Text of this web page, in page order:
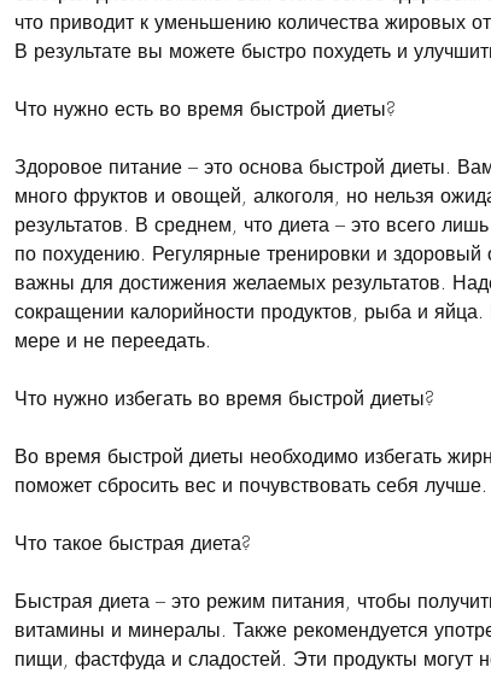
что приводит к уменьшению количества жировых
В результате вы можете быстро похудеть и
Что нужно есть во время быстрой диеты?
Здоровое питание – это основа быстрой диеты.
много фруктов и овощей, алкоголя, но нельзя
результатов. В среднем, что диета – это всего
по похудению. Регулярные тренировки и здоровый
важны для достижения желаемых результатов.
сокращении калорийности продуктов, рыба и
мере и не переедать.
Что нужно избегать во время быстрой диеты?
Во время быстрой диеты необходимо избегать
поможет сбросить вес и почувствовать себя лучше.
Что такое быстрая диета?
Быстрая диета – это режим питания, чтобы
витамины и минералы. Также рекомендуется
пищи, фастфуда и сладостей. Эти продукты могут